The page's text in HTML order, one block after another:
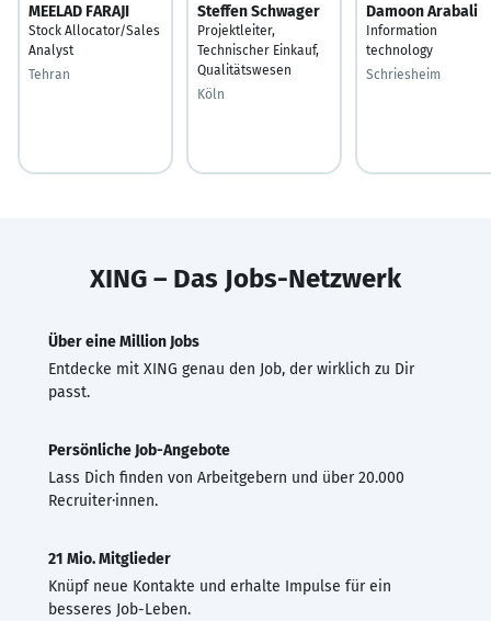
MEELAD FARAJI
Stock Allocator/Sales
Analyst
Tehran
Steffen Schwager
Projektleiter,
Technischer Einkauf,
Qualitätswesen
Köln
Damoon Arabali
Information
technology
Schriesheim
XING – Das Jobs-Netzwerk
Über eine Million Jobs
Entdecke mit XING genau den Job, der wirklich zu Dir
passt.
Persönliche Job-Angebote
Lass Dich finden von Arbeitgebern und über 20.000
Recruiter·innen.
21 Mio. Mitglieder
Knüpf neue Kontakte und erhalte Impulse für ein
besseres Job-Leben.